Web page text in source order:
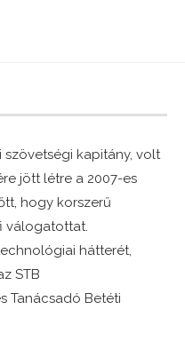
szövetségi kapitány, volt
jött létre a 2007-es
hogy korszerű
válogatottat.
hátterét,
STB
Tanácsadó Betéti